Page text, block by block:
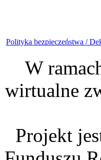
Polityka bezpieczeństwa /
W
wirtualne
Projekt